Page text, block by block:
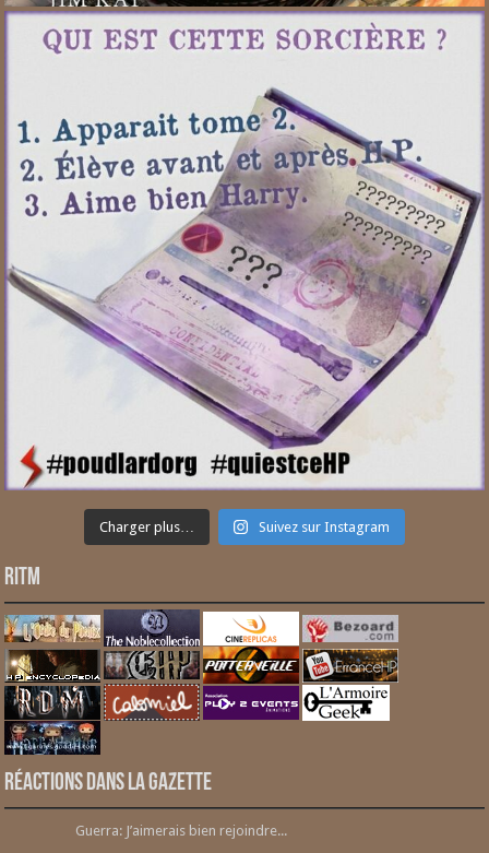
Charger plus… Suivez sur Instagram
RITM
Réactions dans la gazette
Guerra: J’aimerais bien rejoindre...